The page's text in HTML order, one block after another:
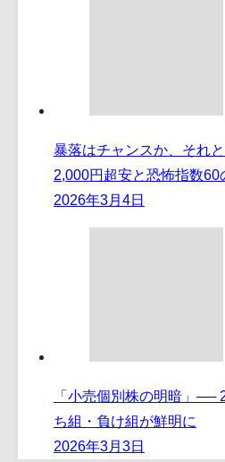
暴落はチャンスか、それ
2,000円超安と恐怖指数60
2026年3月4日
「小売個別株の明暗」──
ち組・負け組が鮮明に
2026年3月3日